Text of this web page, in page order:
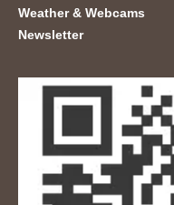
Weather & Webcams
Newsletter